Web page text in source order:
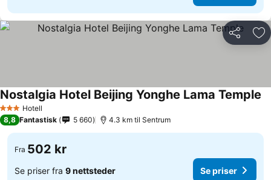
Del
3 StjernerHotell
Nostalgia Hotel Beijing Yonghe Lama Temple
8,8 Fantastisk 5 660 4.3 km til Sentrum
Fra 502 kr
Se priser fra 9 nettsteder Se priser